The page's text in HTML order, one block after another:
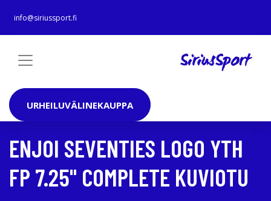
info@siriussport.fi
URHEILUVÄLINEKAUPPA
ENJOI SEVENTIES LOGO YTH
FP 7.25" COMPLETE KUVIOTU